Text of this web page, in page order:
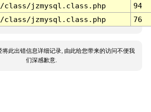
class/jzmysql.class.php
94
class/jzmysql.class.php 76
将此出错信息详细记录, 由此给您带来的访问不便我
们深感歉意.